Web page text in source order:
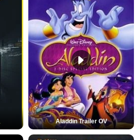
Aladdin Trailer OV